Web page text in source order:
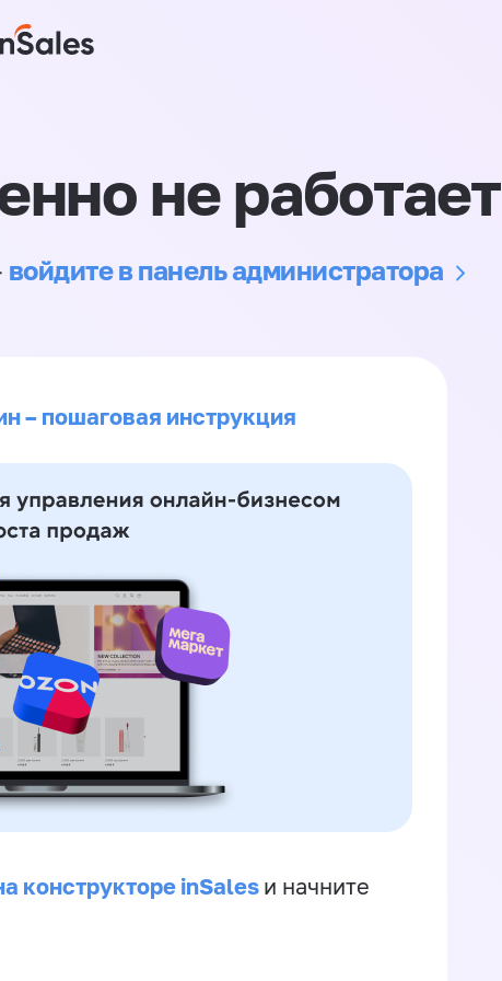
не работает
войдите в панель администратора
– пошаговая инструкция
конструкторе inSales и начните